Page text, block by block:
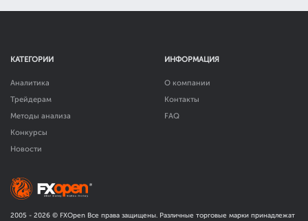
КАТЕГОРИИ
Аналитика
Трейдерам
Методы анализа
Конкурсы
Новости
ИНФОРМАЦИЯ
О компании
Контакты
FAQ
2005 - 2026 © FXOpen Все права защищены. Различные торговые марки принадлежат